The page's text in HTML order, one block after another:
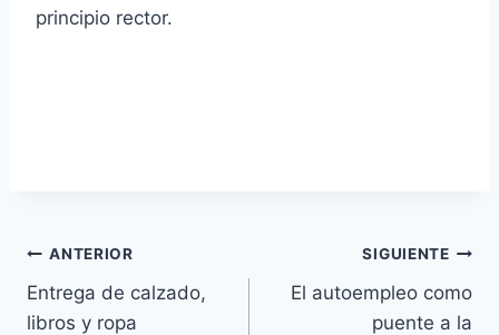
principio rector.
Navegación
de
ANTERIOR
Entrega de calzado,
libros y ropa
SIGUIENTE
El autoempleo como
puente a la